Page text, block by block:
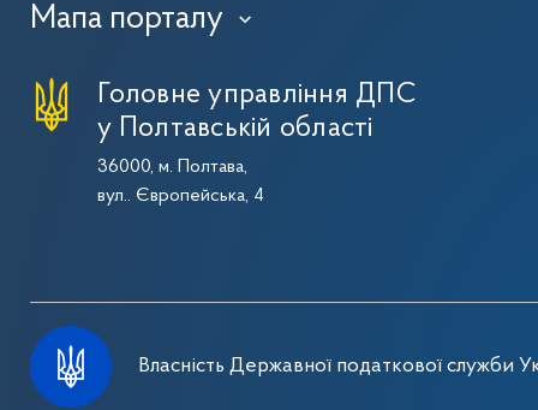
Мапа порталу ›
Головне управління ДПС
у Полтавській області
36000, м. Полтава,
вул.. Європейська, 4
Власність Державної податкової служби